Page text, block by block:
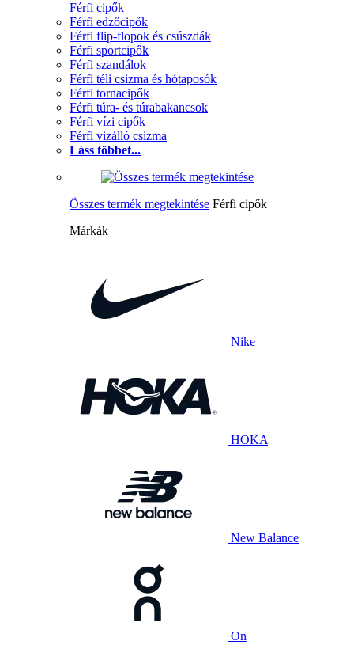
Férfi cipők
Férfi edzőcipők
Férfi flip-flopok és csúszdák
Férfi sportcipők
Férfi szandálok
Férfi téli csizma és hótaposók
Férfi tornacipők
Férfi túra- és túrabakancsok
Férfi vízi cipők
Férfi vizálló csizma
Láss többet...
Összes termék megtekintése Férfi cipők
Márkák
Nike
HOKA
New Balance
On